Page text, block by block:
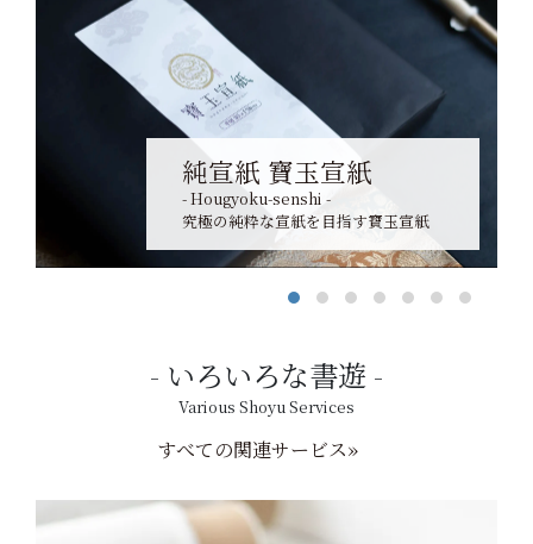
純宣紙 寶玉宣紙
- Hougyoku-senshi -
究極の純粋な宣紙を目指す寶玉宣紙
いろいろな書遊
Various Shoyu Services
すべての関連サービス»